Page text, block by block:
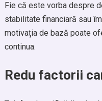
Fie că este vorba despre
stabilitate financiară sau
motivația de bază poate
continua.
Redu factorii